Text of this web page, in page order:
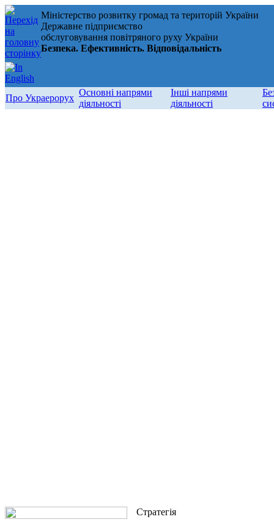
Міністерство розвитку громад та територій України
Державне підприємство
обслуговування повітряного руху України
Безпека. Ефективність. Відповідальність
Про Украерорух
Основні напрями
діяльності
Інші напрями
діяльності
Стратегія